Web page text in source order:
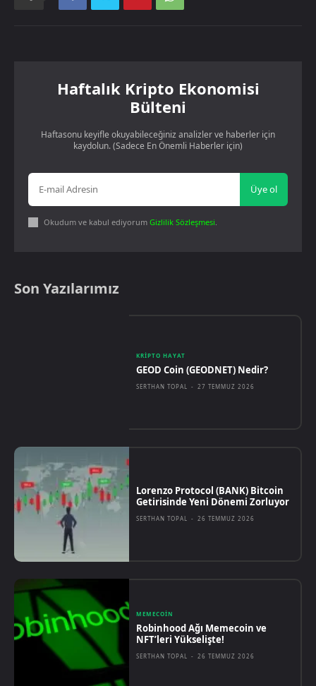
Haftalık Kripto Ekonomisi
Bülteni
Haftasonu keyifle okuyabileceğiniz analizler ve haberler için
kaydolun. (Sadece En Önemli Haberler için)
Üye ol
Okudum ve kabul ediyorum Gizlilik Sözleşmesi.
Son Yazılarımız
KRIPTO HAYAT
GEOD Coin (GEODNET) Nedir?
SERTHAN TOPAL - 27 TEMMUZ 2026
Lorenzo Protocol (BANK) Bitcoin
Getirisinde Yeni Dönemi Zorluyor
SERTHAN TOPAL - 26 TEMMUZ 2026
MEMECOIN
Robinhood Ağı Memecoin ve
NFT’leri Yükselişte!
SERTHAN TOPAL - 26 TEMMUZ 2026